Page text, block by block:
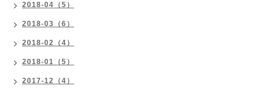
2018-04（5）
2018-03（6）
2018-02（4）
2018-01（5）
2017-12（4）